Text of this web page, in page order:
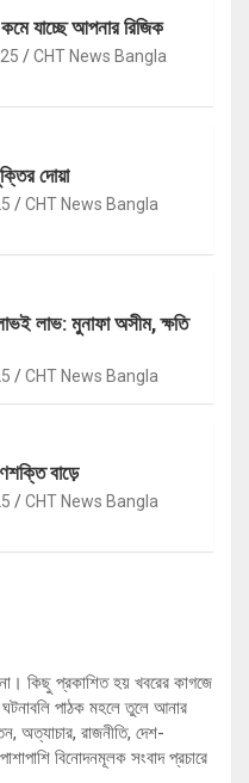
যাচ্ছে আপনার রিজিক
CHT News Bangla
দোয়া
CHT News Bangla
লাভ: মুনাফা অসীম, ক্ষতি
CHT News Bangla
বাড়ে
CHT News Bangla
কিছু প্রকাশিত হয় খবরের কাগজে
পাঠক মহলে তুলে আনার
অত্যাচার, রাজনীতি, দেশ-
বিনোদনমূলক সংবাদ প্রচারে